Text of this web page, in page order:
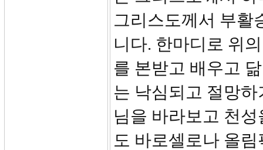
그리스도께서 부활
니다. 한마디로 위
를 본받고 배우고
는 낙심되고 절망
님을 바라보고 천
도 바로셀로나 올